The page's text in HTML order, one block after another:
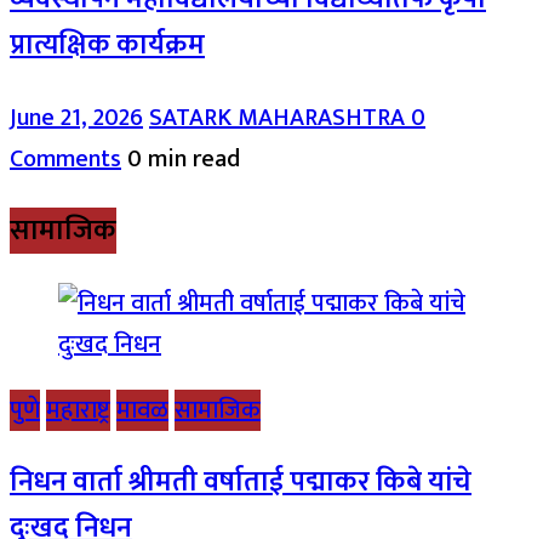
प्रात्यक्षिक कार्यक्रम
June 21, 2026SATARK MAHARASHTRA0
Comments0 min read
सामाजिक
पुणेमहाराष्ट्रमावळसामाजिक
निधन वार्ता श्रीमती वर्षाताई पद्माकर किबे यांचे
दुःखद निधन